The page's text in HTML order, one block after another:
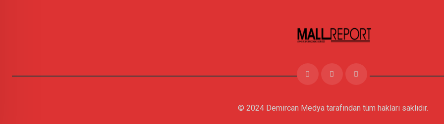
© 2024 Demircan Medya tarafından tüm hakları saklıdır.